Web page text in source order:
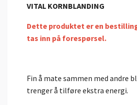
VITAL KORNBLANDING
Dette produktet er en
tas inn på forespørsel.
Fin å mate sammen med andre
trenger å tilføre ekstra energi.